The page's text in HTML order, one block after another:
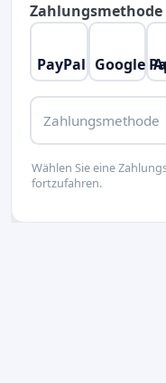
Zahlungsmethode
PayPal Google
Zahlungsmethode
Wählen Sie eine
fortzufahren.